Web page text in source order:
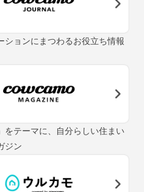
ションにまつわるお役立ち情報
をテーマに、自分らしい住まい
ジン